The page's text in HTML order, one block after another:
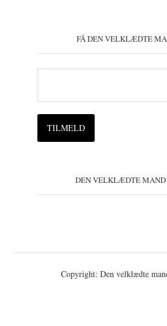
FÅ DEN VELKLÆDTE
DEN VELKLÆDTE
Copyright: Den velklædte